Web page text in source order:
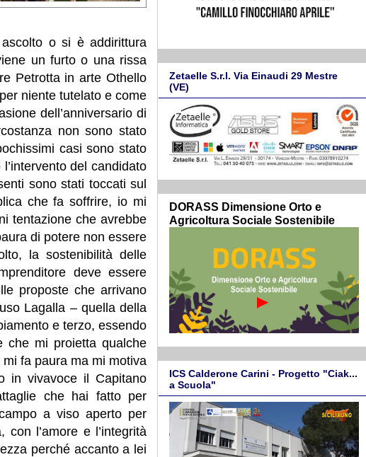
o si è addirittura
un furto o una rissa
Petrotta in arte Othello
niente tutelato e come
dell’anniversario di
non sono stato
casi sono stato
del candidato
sono stati toccati sul
che fa soffrire, io mi
tentazione che avrebbe
di potere non essere
la sostenibilità delle
deve essere
proposte che arrivano
Lagalla – quella della
e terzo, essendo
che mi proietta qualche
fa paura ma mi motiva
in vivavoce il Capitano
che hai fatto per
a viso aperto per
l’amore e l’integrità
perché accanto a lei
Zetaelle S.r.l. Via Einaudi 29 Mestre
(VE)
DORASS Dimensione Orto e
Agricoltura Sociale Sostenibile
ICS Calderone Carini - Progetto "Ciak...
a Scuola"